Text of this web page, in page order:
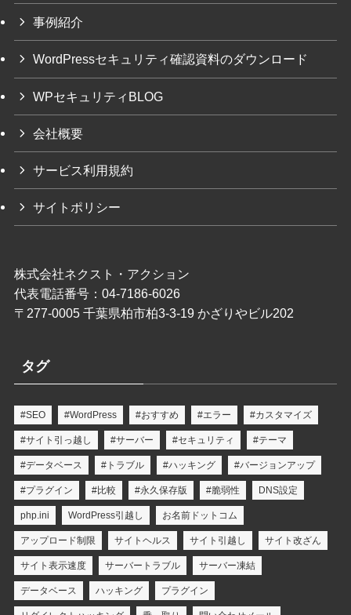
事例紹介
WordPressセキュリティ確認資料のダウンロード
WPセキュリティBLOG
会社概要
サービス利用規約
サイトポリシー
株式会社ネクスト・アクション
代表電話番号：04-7186-6026
〒277-0005 千葉県柏市柏3-3-19 かざりやビル202
タグ
#SEO #WordPress #おすすめ #エラー #カスタマイズ
#サイト引っ越し #サーバー #セキュリティ #テーマ
#データベース #トラブル #ハッキング #バージョンアップ
#プラグイン #比較 #永久保存版 #脆弱性 DNS設定
php.ini WordPress引越し お名前ドットコム
アップロード制限 サイトヘルス サイト引越し サイト改ざん
サイト表示速度 サーバートラブル サーバー凍結
データベース ハッキング プラグイン